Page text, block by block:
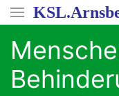
Direkt
zum
Inhalt